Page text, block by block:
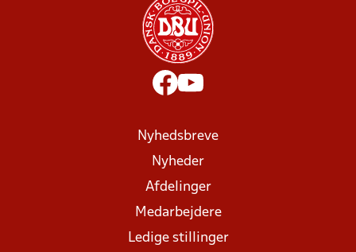
Nyhedsbreve
Nyheder
Afdelinger
Medarbejdere
Ledige stillinger